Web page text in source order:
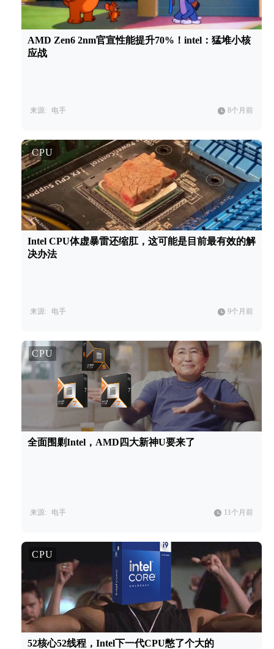
AMD Zen6 2nm官宣性能提升70%！intel：猛堆小核
应战
来源: 电手 8个月前
CPU
Intel CPU体虚暴雷还缩肛，这可能是目前最有效的解
决办法
来源: 电手 9个月前
CPU
全面围剿Intel，AMD四大新神U要来了
来源: 电手 11个月前
CPU
52核心52线程，Intel下一代CPU憋了个大的